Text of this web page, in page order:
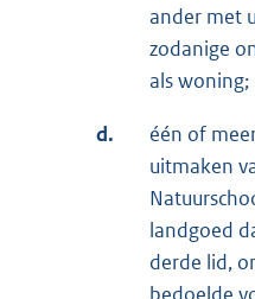
ander met
zodanige
als woning;
d.
één of
uitmaken
landgoed
derde lid,